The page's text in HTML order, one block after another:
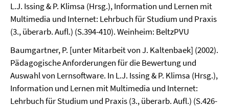
L.J. Issing & P. Klimsa (Hrsg.), Information und Lernen mit
Multimedia und Internet: Lehrbuch für Studium und Praxis
(3., überarb. Aufl.) (S.394-410). Weinheim: BeltzPVU
Baumgartner, P. [unter Mitarbeit von J. Kaltenbaek] (2002).
Pädagogische Anforderungen für die Bewertung und
Auswahl von Lernsoftware. In L.J. Issing & P. Klimsa (Hrsg.),
Information und Lernen mit Multimedia und Internet:
Lehrbuch für Studium und Praxis (3., überarb. Aufl.) (S.426-